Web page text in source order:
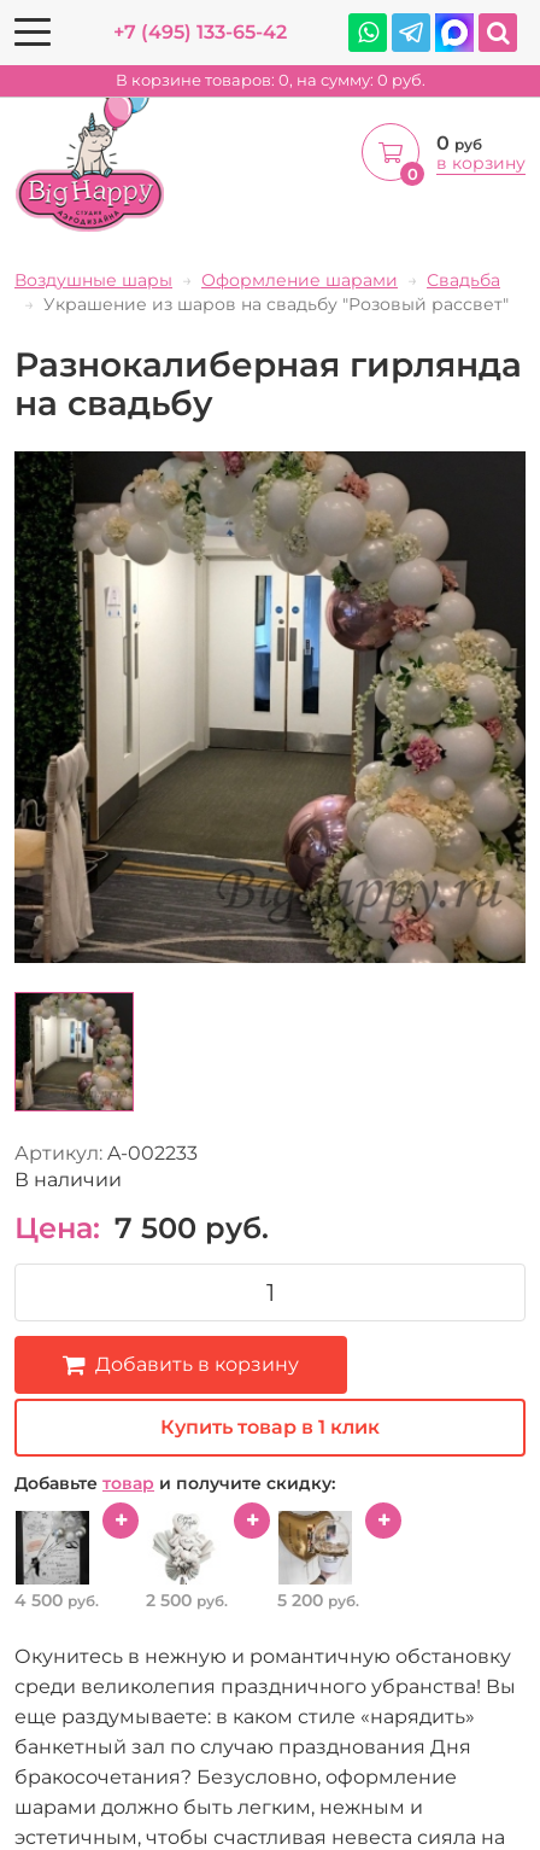
+7 (495) 133-65-42
В корзине товаров: 0, на сумму: 0 руб.
0
0 руб
в корзину
Воздушные шары Оформление шарами
Свадьба
Украшение из шаров на свадьбу "Розовый рассвет"
Разнокалиберная гирлянда
на свадьбу
Артикул: A-002233
В наличии
Цена: 7 500 руб.
Добавить в корзину
Купить товар в 1 клик
Добавьте товар и получите скидку:
4 500 руб. 2 500 руб. 5 200 руб.
Окунитесь в нежную и романтичную обстановку
среди великолепия праздничного убранства! Вы
еще раздумываете: в каком стиле «нарядить»
банкетный зал по случаю празднования Дня
бракосочетания? Безусловно, оформление
шарами должно быть легким, нежным и
эстетичным, чтобы счастливая невеста сияла на